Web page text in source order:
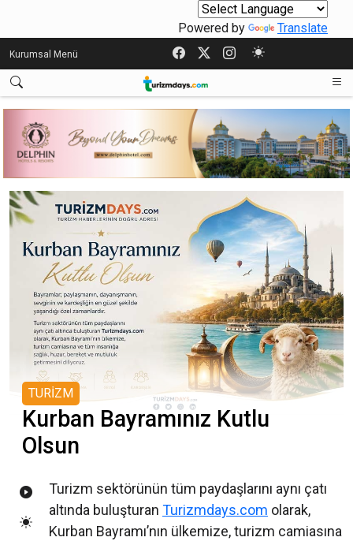
Powered by Translate
Kurumsal Menü
TURİZM
Kurban Bayramınız Kutlu
Olsun
Turizm sektörünün tüm paydaşlarını aynı çatı
altında buluşturan Turizmdays.com olarak,
Kurban Bayramı’nın ülkemize, turizm camiasına